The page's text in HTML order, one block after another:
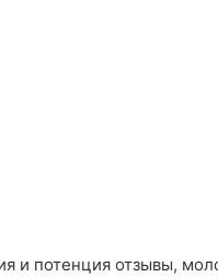
и потенция отзывы,